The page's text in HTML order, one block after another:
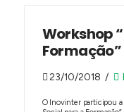
Workshop
23/10/2018
O Inovinter participou a